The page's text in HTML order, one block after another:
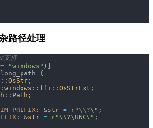
路径处理
支持
= "windows" )]
{
:: OsStr ;
windows :: ffi :: OsStrExt ;
:: Path ;
: &str = r"\\?\" ;
: &str = r"\\?\UNC\" ;